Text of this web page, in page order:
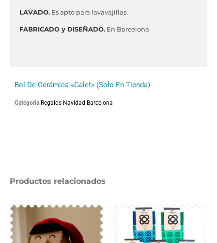
Productos relacionados
LAVADO. Es apto para lavavajillas.
FABRICADO y DISEÑADO. En Barcelona
Bol De Cerámica «galet» (solo En Tienda)
Categoría Regalos Navidad Barcelona